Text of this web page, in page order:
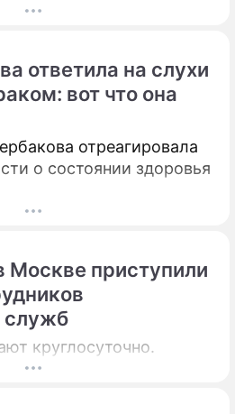
ответила на слухи
вот что она
отреагировала
о состоянии здоровья
Москве приступили
служб
круглосуточно.